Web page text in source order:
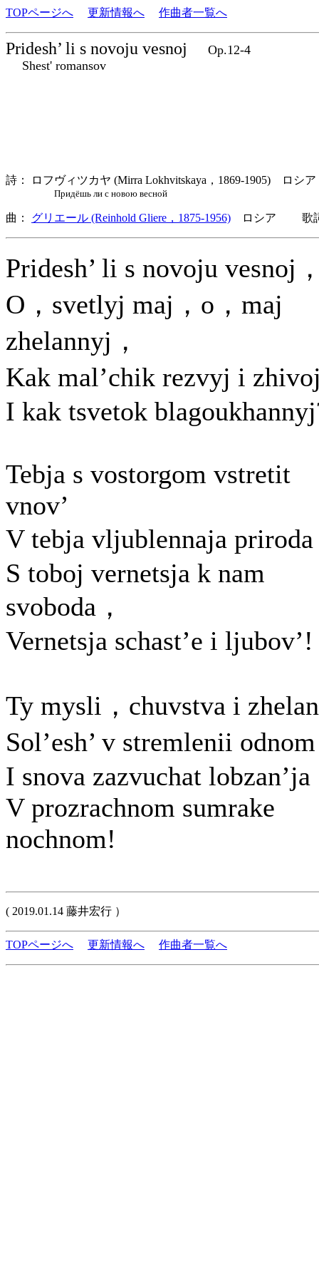
TOPページへ 更新情報へ 作曲者一覧へ
Pridesh’ li s novoju vesnoj
Op.12-4
Shest' romansov
詩： ロフヴィツカヤ (Mirra Lokhvitskaya，1869-1905) ロシア
Придёшь ли с новою весной
曲： グリエール (Reinhold Gliere，1875-1956) ロシア 歌詞
Pridesh’ li s novoju vesnoj
O，svetlyj maj，o，maj
zhelannyj，
Kak mal’chik rezvyj i
I kak tsvetok
Tebja s vostorgom vstretit
vnov’
V tebja vljublennaja
S toboj vernetsja k nam
svoboda，
Vernetsja schast’e i ljubov’!
Ty mysli，chuvstva i
Sol’esh’ v stremlenii
I snova zazvuchat lobzan’ja
V prozrachnom sumrake
nochnom!
( 2019.01.14 藤井宏行 ）
TOPページへ 更新情報へ 作曲者一覧へ